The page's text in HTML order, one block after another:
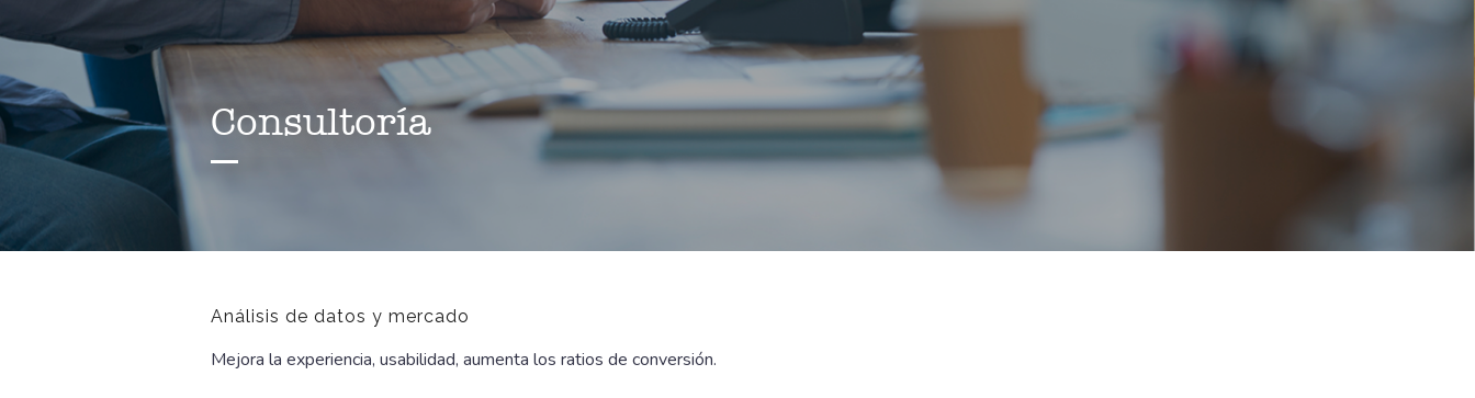
Consultoría
Análisis de datos y mercado
Mejora la experiencia, usabilidad, aumenta los ratios de conversión.